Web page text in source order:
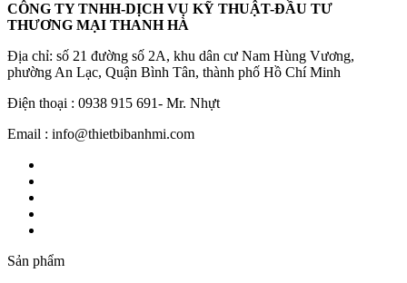
CÔNG TY TNHH-DỊCH VỤ KỸ THUẬT-ĐẦU TƯ
THƯƠNG MẠI THANH HÀ
Địa chỉ: số 21 đường số 2A, khu dân cư Nam Hùng Vương,
phường An Lạc, Quận Bình Tân, thành phố Hồ Chí Minh
Điện thoại : 0938 915 691- Mr. Nhựt
Email : info@thietbibanhmi.com
Sản phẩm